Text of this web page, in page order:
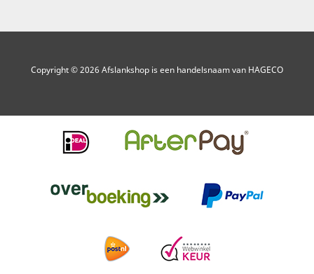
Copyright © 2026 Afslankshop is een handelsnaam van HAGECO